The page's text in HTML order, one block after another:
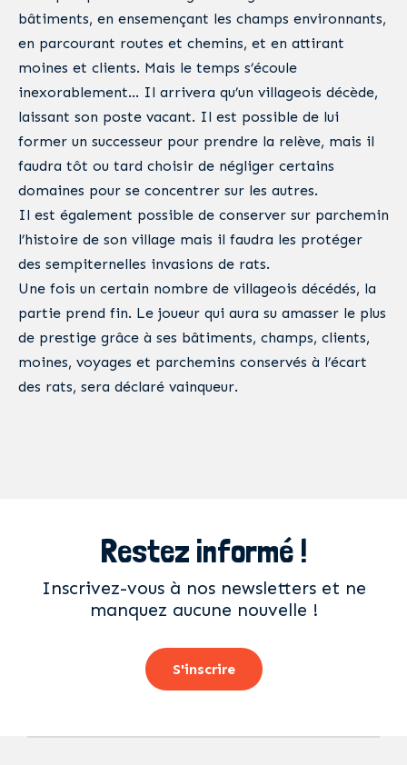
bâtiments, en ensemençant les champs environnants,
en parcourant routes et chemins, et en attirant
moines et clients. Mais le temps s’écoule
inexorablement… Il arrivera qu’un villageois décède,
laissant son poste vacant. Il est possible de lui
former un successeur pour prendre la relève, mais il
faudra tôt ou tard choisir de négliger certains
domaines pour se concentrer sur les autres.
Il est également possible de conserver sur parchemin
l’histoire de son village mais il faudra les protéger
des sempiternelles invasions de rats.
Une fois un certain nombre de villageois décédés, la
partie prend fin. Le joueur qui aura su amasser le plus
de prestige grâce à ses bâtiments, champs, clients,
moines, voyages et parchemins conservés à l’écart
des rats, sera déclaré vainqueur.
Restez informé !
Inscrivez-vous à nos newsletters et ne
manquez aucune nouvelle !
S'inscrire